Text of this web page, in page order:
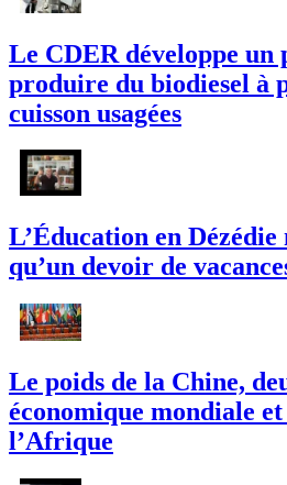
Le CDER développe un
produire du biodiesel à
cuisson usagées
L’Éducation en
qu’un devoir de
Le poids de la Chine,
économique mondiale
l’Afrique